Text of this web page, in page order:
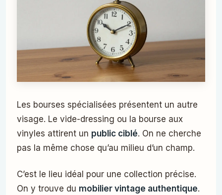
Les bourses spécialisées présentent un autre
visage. Le vide-dressing ou la bourse aux
vinyles attirent un public ciblé. On ne cherche
pas la même chose qu’au milieu d’un champ.
C’est le lieu idéal pour une collection précise.
On y trouve du mobilier vintage authentique.